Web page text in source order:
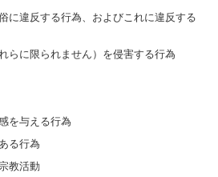
に違反する行為、およびこれに違反する
らに限られません）を侵害する行為
を与える行為
る行為
教活動